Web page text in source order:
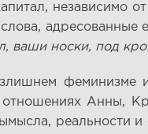
независимо
ваши носки, под
феминизме
Анны,
реальности